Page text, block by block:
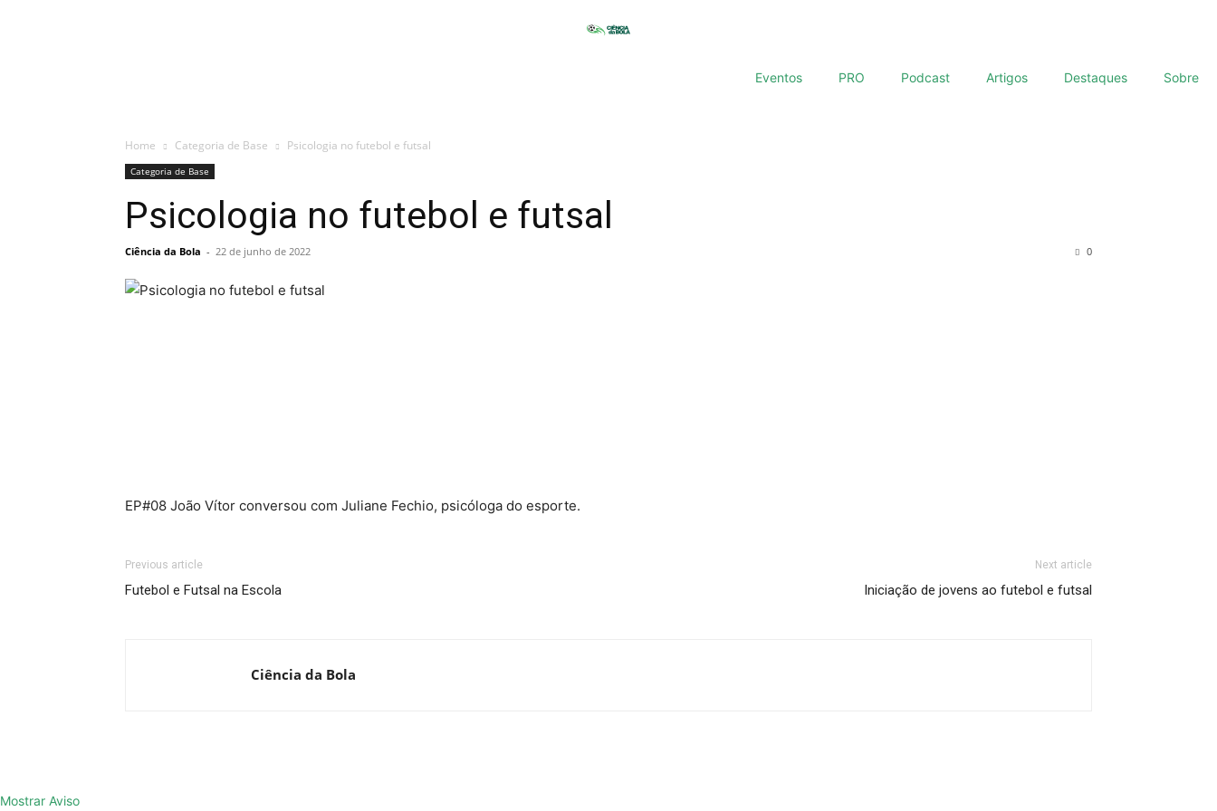
Eventos PRO Podcast Artigos Destaques Sobre
Home Categoria de Base Psicologia no futebol e futsal
Categoria de Base
Psicologia no futebol e futsal
Ciência da Bola - 22 de junho de 2022 0
EP#08 João Vítor conversou com Juliane Fechio, psicóloga do esporte.
Previous article
Futebol e Futsal na Escola
Next article
Iniciação de jovens ao futebol e futsal
Ciência da Bola
Mostrar Aviso